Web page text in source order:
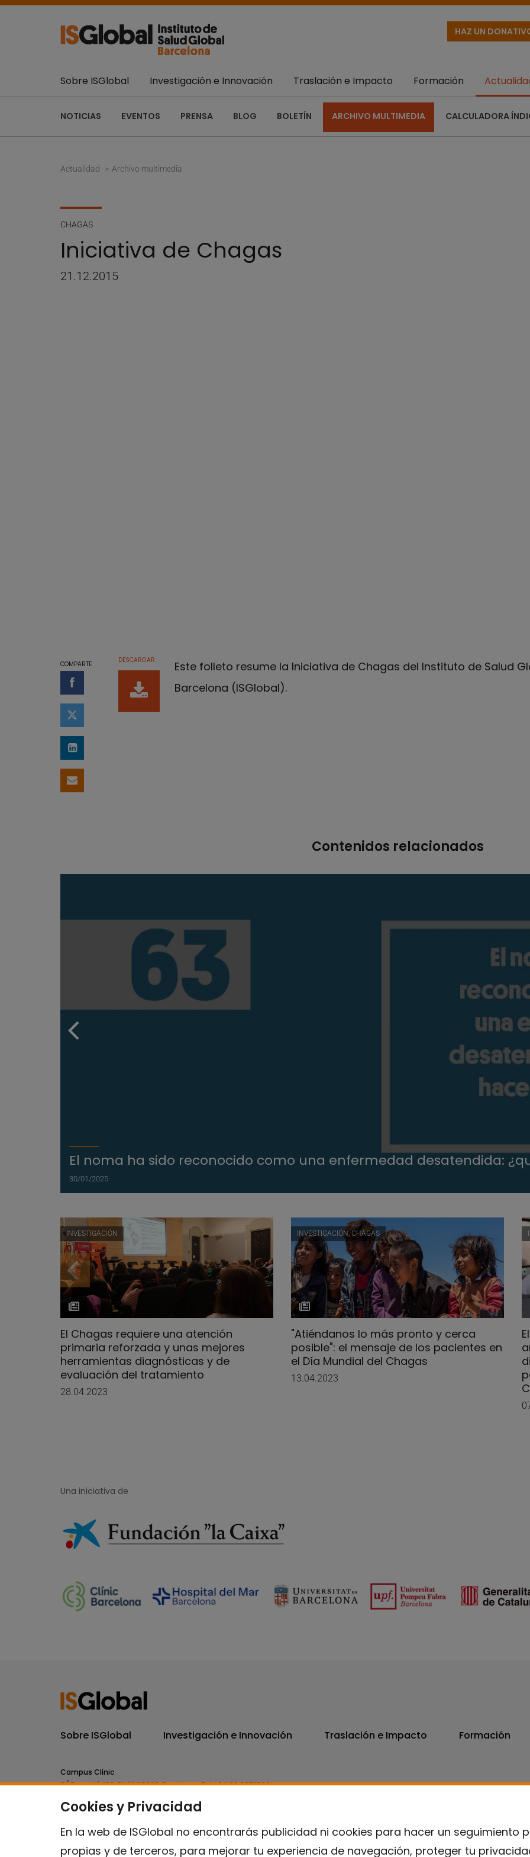
HAZ UN
Sobre ISGlobal Investigación e Innovación Traslación e Impacto Formación
NOTICIAS EVENTOS PRENSA BLOG BOLETÍN ARCHIVO MULTIMEDIA CALCULADORA
Actualidad Archivo multimedia
CHAGAS
Iniciativa de Chagas
21.12.2015
COMPARTE
Compartir en Facebook
Compartir en Twitter
Compartir en LinkedIn
Compartir por email
DESCARGAR
Este folleto resume la Iniciativa de Chagas del Instituto de Salud
Barcelona (ISGlobal).
Contenidos relacionados
El noma ha sido reconocido como una enfermedad desatendida:
30/01/2025
INVESTIGACIÓN
El Chagas requiere una atención
primaria reforzada y unas mejores
herramientas diagnósticas y de
evaluación del tratamiento
28.04.2023
INVESTIGACIÓN, CHAGAS
"Atiéndanos lo más pronto y cerca
posible": el mensaje de los pacientes en
el Día Mundial del Chagas
13.04.2023
Cookies y Privacidad
En la web de ISGlobal no encontrarás publicidad ni cookies para hacer un seguimiento
propias y de terceros, para mejorar tu experiencia de navegación, proteger tu
Una iniciativa de
Sobre ISGlobal Investigación e Innovación Traslación e Impacto Formación
Campus Clínic
C/ Rosselló, 132, 5º 2ª 08036.Barcelona.Tel.+34 93 227 1806
Campus Mar
C/ Doctor Aiguader, 88. 08003.